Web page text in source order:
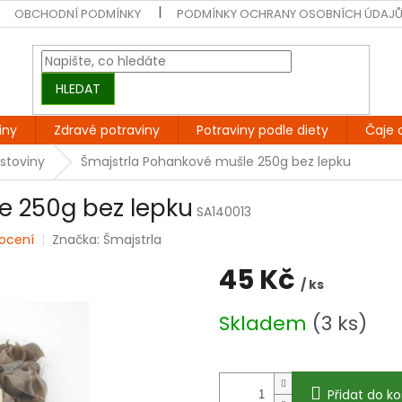
OBCHODNÍ PODMÍNKY PODMÍNKY OCHRANY OSOBNÍCH ÚDAJŮ
HLEDAT
Zdravé potraviny Potraviny podle diety Čaje
Šmajstrla Pohankové mušle 250g bez lepku
250g bez lepku SA140013
Značka: Šmajstrla
45 Kč / ks
cena:
Skladem (3 ks)
Přidat do